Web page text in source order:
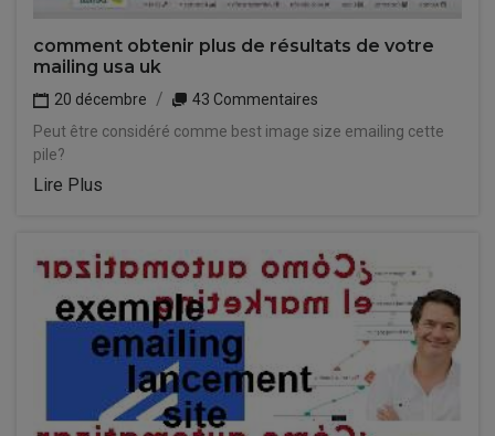
comment obtenir plus de résultats de votre
mailing usa uk
20 décembre
43 Commentaires
Peut être considéré comme best image size emailing cette
pile?
Lire Plus